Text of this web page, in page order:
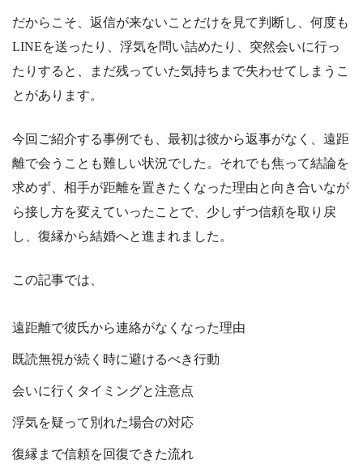
だからこそ、返信が来ないことだけを見て判断し、何度も
LINEを送ったり、浮気を問い詰めたり、突然会いに行っ
たりすると、まだ残っていた気持ちまで失わせてしまうこ
とがあります。
今回ご紹介する事例でも、最初は彼から返事がなく、遠距
離で会うことも難しい状況でした。それでも焦って結論を
求めず、相手が距離を置きたくなった理由と向き合いなが
ら接し方を変えていったことで、少しずつ信頼を取り戻
し、復縁から結婚へと進まれました。
この記事では、
遠距離で彼氏から連絡がなくなった理由
既読無視が続く時に避けるべき行動
会いに行くタイミングと注意点
浮気を疑って別れた場合の対応
復縁まで信頼を回復できた流れ